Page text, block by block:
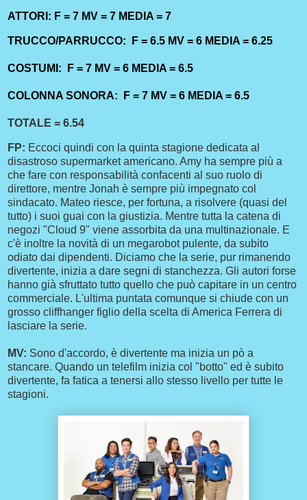
ATTORI: F = 7 MV = 7 MEDIA = 7
TRUCCO/PARRUCCO: F = 6.5 MV = 6 MEDIA = 6.25
COSTUMI: F = 7 MV = 6 MEDIA = 6.5
COLONNA SONORA: F = 7 MV = 6 MEDIA = 6.5
TOTALE = 6.54
FP: Eccoci quindi con la quinta stagione dedicata al
disastroso supermarket americano. Amy ha sempre più a
che fare con responsabilità confacenti al suo ruolo di
direttore, mentre Jonah è sempre più impegnato col
sindacato. Mateo riesce, per fortuna, a risolvere (quasi del
tutto) i suoi guai con la giustizia. Mentre tutta la catena di
negozi "Cloud 9" viene assorbita da una multinazionale. E
c'è inoltre la novità di un megarobot pulente, da subito
odiato dai dipendenti. Diciamo che la serie, pur rimanendo
divertente, inizia a dare segni di stanchezza. Gli autori forse
hanno già sfruttato tutto quello che può capitare in un centro
commerciale. L'ultima puntata comunque si chiude con un
grosso cliffhanger figlio della scelta di America Ferrera di
lasciare la serie.
MV: Sono d'accordo, è divertente ma inizia un pò a
stancare. Quando un telefilm inizia col "botto" ed è subito
divertente, fa fatica a tenersi allo stesso livello per tutte le
stagioni.